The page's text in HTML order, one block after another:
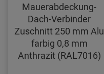
Mauerabdeckung-
Dach-Verbinder
Zuschnitt 250 mm Alu
farbig 0,8 mm
Anthrazit (RAL7016)